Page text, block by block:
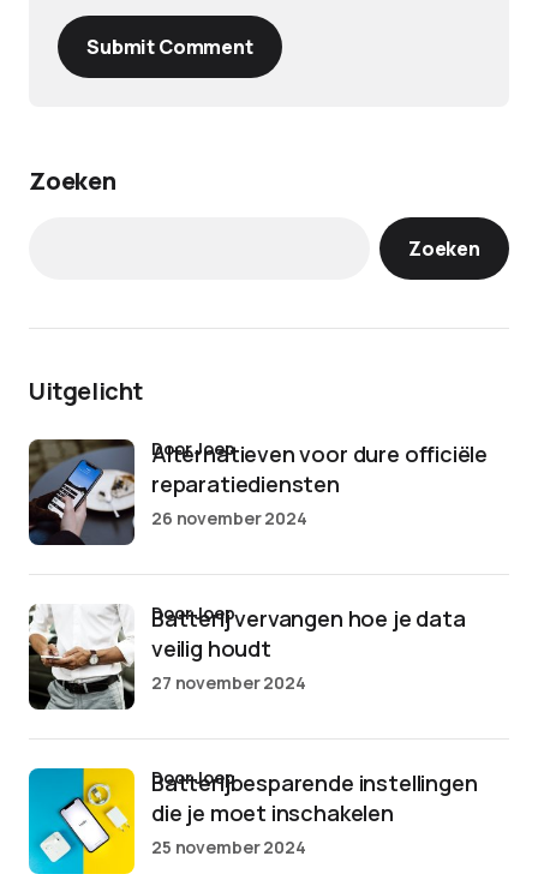
Submit Comment
Zoeken
Zoeken
Uitgelicht
Alternatieven voor dure officiële
reparatiediensten
door Joep
26 november 2024
Batterij vervangen hoe je data
veilig houdt
door Joep
27 november 2024
Batterijbesparende instellingen
die je moet inschakelen
door Joep
25 november 2024